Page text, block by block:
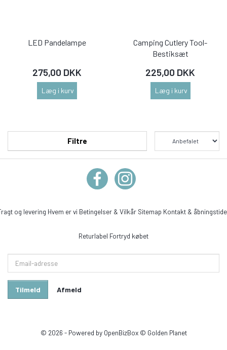
LED Pandelampe
275,00 DKK
Læg i kurv
Camping Cutlery Tool-
Bestiksæt
225,00 DKK
Læg i kurv
Filtre
og levering Hvem er vi Betingelser & Vilkår Sitemap Kontakt &
Returlabel Fortryd købet
adresse
Tilmeld Afmeld
© 2026 - Powered by OpenBizBox© Golden Planet